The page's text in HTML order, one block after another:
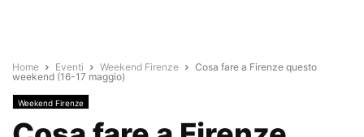
Home Eventi Weekend Firenze
Cosa fare a Firenze questo
weekend (16-17 maggio)
Weekend Firenze